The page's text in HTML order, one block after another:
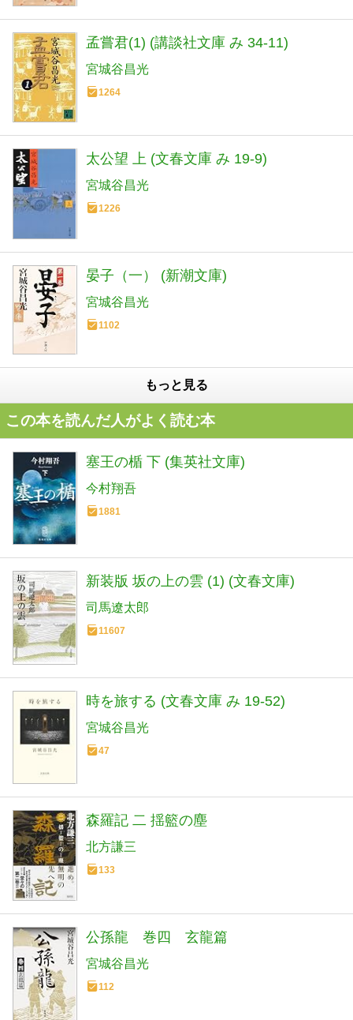
孟嘗君(1) (講談社文庫 み 34-11)
宮城谷昌光
1264
太公望 上 (文春文庫 み 19-9)
宮城谷昌光
1226
晏子（一） (新潮文庫)
宮城谷昌光
1102
もっと見る
この本を読んだ人がよく読む本
塞王の楯 下 (集英社文庫)
今村翔吾
1881
新装版 坂の上の雲 (1) (文春文庫)
司馬遼太郎
11607
時を旅する (文春文庫 み 19-52)
宮城谷昌光
47
森羅記 二 揺籃の塵
北方謙三
133
公孫龍 巻四 玄龍篇
宮城谷昌光
112